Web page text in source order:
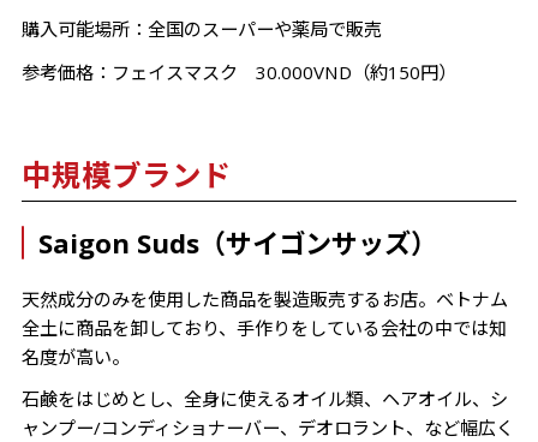
購入可能場所：全国のスーパーや薬局で販売
参考価格：フェイスマスク 30.000VND（約150円）
中規模ブランド
Saigon Suds（サイゴンサッズ）
天然成分のみを使用した商品を製造販売するお店。ベトナム
全土に商品を卸しており、手作りをしている会社の中では知
名度が高い。
石鹸をはじめとし、全身に使えるオイル類、ヘアオイル、シ
ャンプー/コンディショナーバー、デオロラント、など幅広く